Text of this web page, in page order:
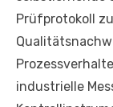
Prüfprotokoll
industrielle